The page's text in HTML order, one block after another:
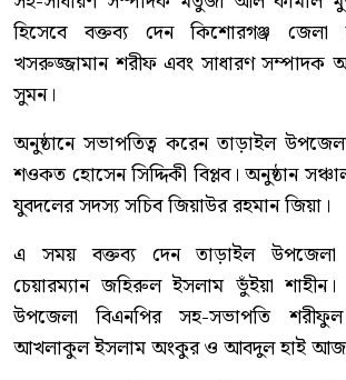
হিসেবে বক্তব্য দেন কিশোরগঞ্জ জেলা
খসরুজ্জামান শরীফ এবং সাধারণ
সুমন।
অনুষ্ঠানে সভাপতিত্ব করেন তাড়াইল
শওকত হোসেন সিদ্দিকী বিপ্লব। অনুষ্ঠান
যুবদলের সদস্য সচিব জিয়াউর রহমান জিয়া।
এ সময় বক্তব্য দেন তাড়াইল উপজেলা
চেয়ারম্যান জহিরুল ইসলাম ভুঁইয়া
উপজেলা বিএনপির সহ-সভাপতি
আখলাকুল ইসলাম অংকুর ও আবদুল হাই